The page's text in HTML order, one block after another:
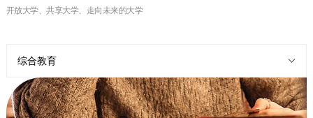
综合教育